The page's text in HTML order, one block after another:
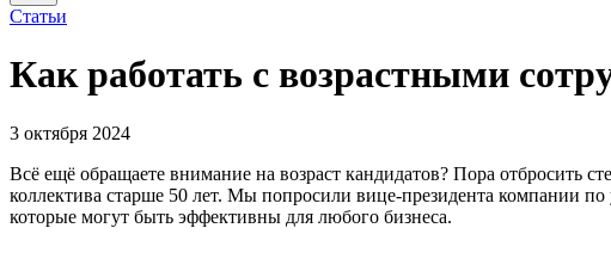
Статьи
Как работать с возрастными
3 октября 2024
Всё ещё обращаете внимание на возраст кандидатов? Пора
коллектива старше 50 лет. Мы попросили вице-президента компании
которые могут быть эффективны для любого бизнеса.